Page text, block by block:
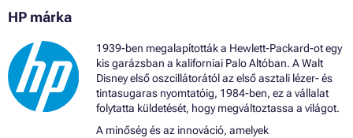
HP márka
1939-ben megalapították a Hewlett-Packard-ot egy
kis garázsban a kaliforniai Palo Altóban. A Walt
Disney első oszcillátorától az első asztali lézer- és
tintasugaras nyomtatóig, 1984-ben, ez a vállalat
folytatta küldetését, hogy megváltoztassa a világot.
A minőség és az innováció, amelyek